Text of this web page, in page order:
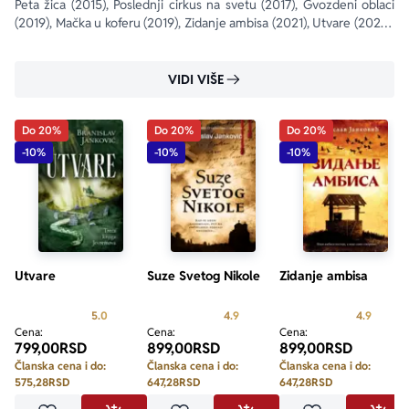
Peta žica (2015), Poslednji cirkus na svetu (2017), Gvozdeni oblaci
(2019), Mačka u koferu (2019), Zidanje ambisa (2021), Utvare (2024);
VIDI VIŠE
Do 20%
-10%
Utvare
5.0 Prosecna ocena je 5.0 od 5
Cena:
799,00RSD
Članska cena i do:
575,28RSD
Do 20%
-10%
Suze Svetog Nikole
4.9Prosecna ocena je 4.9 od 5
Cena:
899,00RSD
Članska cena i do:
647,28RSD
Do 20%
-10%
Zidanje ambisa
4.9
Cena:
899,00RSD
Članska cena i do:
647,28RSD